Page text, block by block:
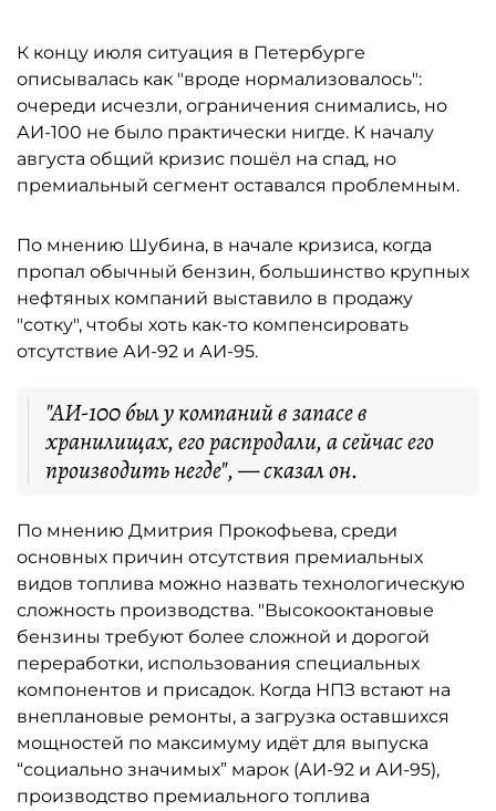
К концу июля ситуация в Петербурге
описывалась как "вроде нормализовалось":
очереди исчезли, ограничения снимались, но
АИ-100 не было практически нигде. К началу
августа общий кризис пошёл на спад, но
премиальный сегмент оставался проблемным.
По мнению Шубина, в начале кризиса, когда
пропал обычный бензин, большинство крупных
нефтяных компаний выставило в продажу
"сотку", чтобы хоть как-то компенсировать
отсутствие АИ-92 и АИ-95.
"АИ-100 был у компаний в запасе в
хранилищах, его распродали, а сейчас его
производить негде", — сказал он.
По мнению Дмитрия Прокофьева, среди
основных причин отсутствия премиальных
видов топлива можно назвать технологическую
сложность производства. "Высокооктановые
бензины требуют более сложной и дорогой
переработки, использования специальных
компонентов и присадок. Когда НПЗ встают на
внеплановые ремонты, а загрузка оставшихся
мощностей по максимуму идёт для выпуска
“социально значимых” марок (АИ-92 и АИ-95),
производство премиального топлива